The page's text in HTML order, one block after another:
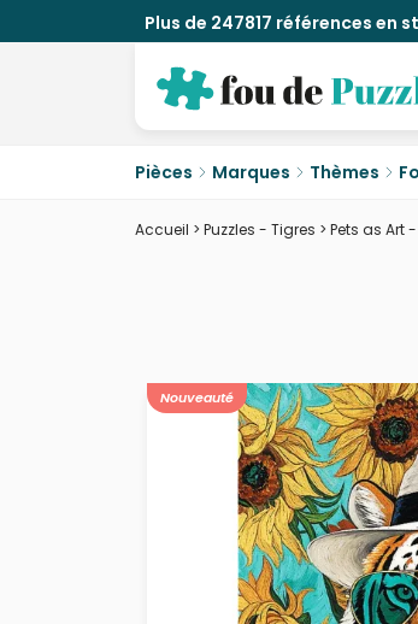
Plus de 247817 références en
Pièces Marques Thèmes
Accueil > Puzzles - Tigres > Pets as Art
Nouveauté